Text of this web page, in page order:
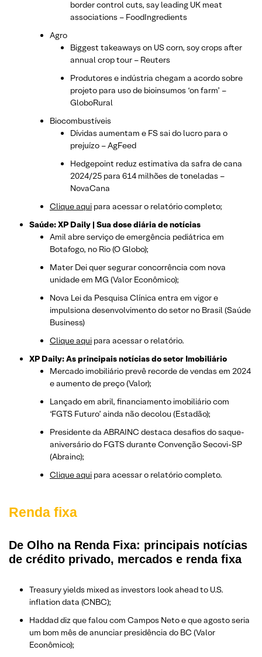
border control cuts, say leading UK meat
associations – FoodIngredients
Agro
Biggest takeaways on US corn, soy crops after
annual crop tour – Reuters
Produtores e indústria chegam a acordo sobre
projeto para uso de bioinsumos ‘on farm’ –
GloboRural
Biocombustíveis
Dívidas aumentam e FS sai do lucro para o
prejuízo – AgFeed
Hedgepoint reduz estimativa da safra de cana
2024/25 para 614 milhões de toneladas –
NovaCana
Clique aqui para acessar o relatório completo;
Saúde: XP Daily | Sua dose diária de notícias
Amil abre serviço de emergência pediátrica em
Botafogo, no Rio (O Globo);
Mater Dei quer segurar concorrência com nova
unidade em MG (Valor Econômico);
Nova Lei da Pesquisa Clínica entra em vigor e
impulsiona desenvolvimento do setor no Brasil (Saúde
Business)
Clique aqui para acessar o relatório.
XP Daily: As principais notícias do setor Imobiliário
Mercado imobiliário prevê recorde de vendas em 2024
e aumento de preço (Valor);
Lançado em abril, financiamento imobiliário com
‘FGTS Futuro’ ainda não decolou (Estadão);
Presidente da ABRAINC destaca desafios do saque-
aniversário do FGTS durante Convenção Secovi-SP
(Abrainc);
Clique aqui para acessar o relatório completo.
Renda fixa
De Olho na Renda Fixa: principais notícias
de crédito privado, mercados e renda fixa
Treasury yields mixed as investors look ahead to U.S.
inflation data (CNBC);
Haddad diz que falou com Campos Neto e que agosto seria
um bom mês de anunciar presidência do BC (Valor
Econômico);